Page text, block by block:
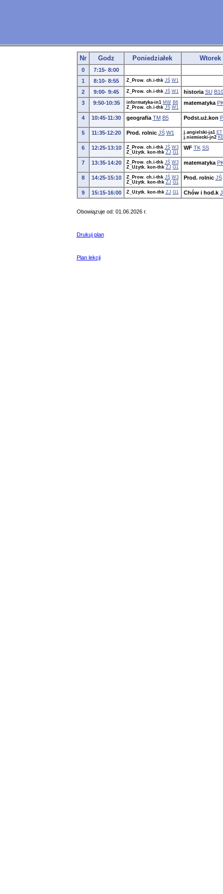
Nr Godz Poniedziałek Wtorek
0
7:15- 8:00
1
8:10- 8:55 Z_Prow. ch.i-thk JŚ W1
2 9:00- 9:45 Z_Prow. ch.i-thk JŚ W1 historia SU B10
3
9:50-10:35 informatyka-in1 MW B6
Z_Prow. ch.i-thk JŚ W1
matematyka
4 10:45-11:30 geografia TM B5 Podst.uż.kon
5 11:35-12:20 Prod. rolnic JŚ W1 j.angielski-ja1 ET
j.niemiecki-jn2
6 12:25-13:10 Z_Prow. ch.i-thk JŚ W3
Z_Użytk. kon-thk ZJ G1
WF TK SS
7 13:35-14:20 Z_Prow. ch.i-thk JŚ W3
Z_Użytk. kon-thk ZJ G1
matematyka
8 14:25-15:10 Z_Prow. ch.i-thk JŚ W3
Z_Użytk. kon-thk ZJ G1
Prod. rolnic JŚ
9 15:15-16:00 Z_Użytk. kon-thk ZJ G1 Chów i hod.k
Obowiązuje od: 01.06.2026 r.
Drukuj plan
Plan lekcji